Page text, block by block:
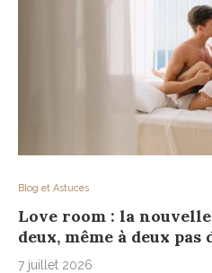
Blog et Astuces
Love room : la
deux, même à deux pas
7 juillet 2026